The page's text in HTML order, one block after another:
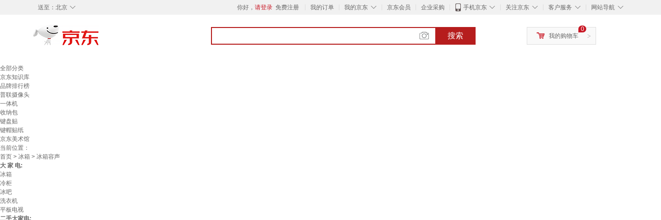
◇
送至： 北京 你好， 请登录 免费注册 我的订单 ◇
我的京东 京东会员 企业采购 ◇
手机京东 ◇
关注京东 ◇
客户服务 ◇
网站导航
搜索 >
0
我的购物车
全部分类
京东知识库
品牌排行榜
普联摄像头
一体机
收纳包
键盘贴
键帽贴纸
京东美术馆
当前位置：
首页 > 冰箱 > 冰箱容声
大 家 电:
冰箱
冷柜
冰吧
洗衣机
平板电视
二手大家电: